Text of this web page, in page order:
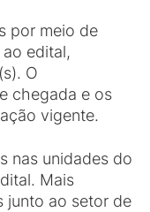
por meio de
edital,
O
chegada e os
vigente.
nas unidades do
Mais
junto ao setor de